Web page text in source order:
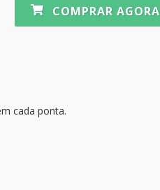
COMPRAR AGORA
cada ponta.